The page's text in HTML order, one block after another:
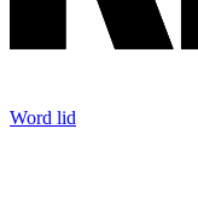
Word lid